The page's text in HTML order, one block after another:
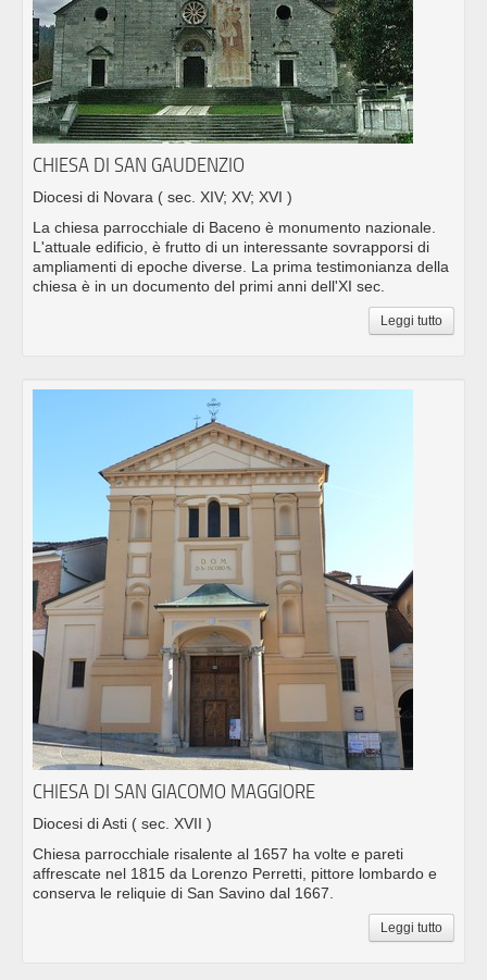
CHIESA DI SAN GAUDENZIO
Diocesi di Novara ( sec. XIV; XV; XVI )
La chiesa parrocchiale di Baceno è monumento nazionale.
L'attuale edificio, è frutto di un interessante sovrapporsi di
ampliamenti di epoche diverse. La prima testimonianza della
chiesa è in un documento del primi anni dell'XI sec.
Leggi tutto
CHIESA DI SAN GIACOMO MAGGIORE
Diocesi di Asti ( sec. XVII )
Chiesa parrocchiale risalente al 1657 ha volte e pareti
affrescate nel 1815 da Lorenzo Perretti, pittore lombardo e
conserva le reliquie di San Savino dal 1667.
Leggi tutto